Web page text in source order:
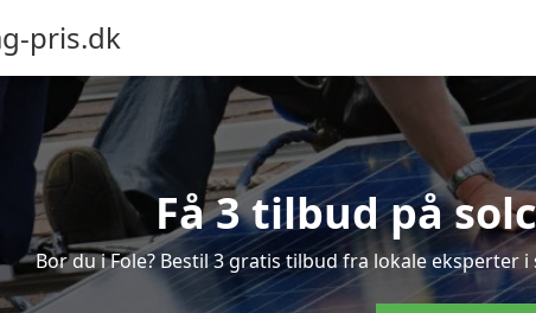
pris.dk
Få 3 tilbud på
Bor du i Fole? Bestil 3 gratis tilbud fra lokale